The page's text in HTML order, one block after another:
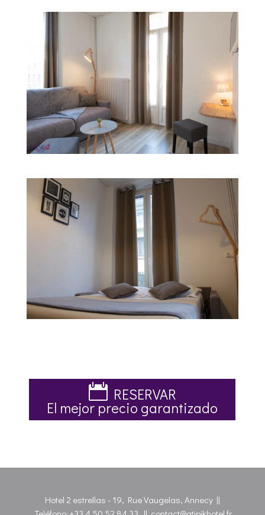
RESERVAR
El mejor precio garantizado
Hotel 2 estrellas - 19, Rue Vaugelas, Annecy ||